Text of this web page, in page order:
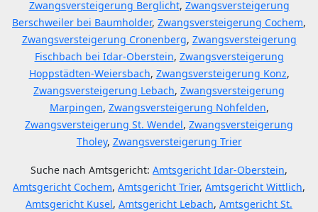
Zwangsversteigerung Berglicht, Zwangsversteigerung
Berschweiler bei Baumholder, Zwangsversteigerung Cochem,
Zwangsversteigerung Cronenberg, Zwangsversteigerung
Fischbach bei Idar-Oberstein, Zwangsversteigerung
Hoppstädten-Weiersbach, Zwangsversteigerung Konz,
Zwangsversteigerung Lebach, Zwangsversteigerung
Marpingen, Zwangsversteigerung Nohfelden,
Zwangsversteigerung St. Wendel, Zwangsversteigerung
Tholey, Zwangsversteigerung Trier
Suche nach Amtsgericht: Amtsgericht Idar-Oberstein,
Amtsgericht Cochem, Amtsgericht Trier, Amtsgericht Wittlich,
Amtsgericht Kusel, Amtsgericht Lebach, Amtsgericht St.